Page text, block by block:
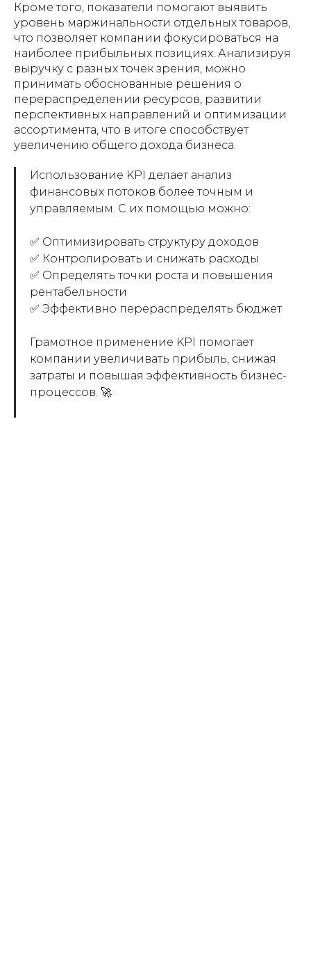
Кроме того, показатели помогают выявить
уровень маржинальности отдельных товаров,
что позволяет компании фокусироваться на
наиболее прибыльных позициях. Анализируя
выручку с разных точек зрения, можно
принимать обоснованные решения о
перераспределении ресурсов, развитии
перспективных направлений и оптимизации
ассортимента, что в итоге способствует
увеличению общего дохода бизнеса.
Использование KPI делает анализ
финансовых потоков более точным и
управляемым. С их помощью можно:
✅ Оптимизировать структуру доходов
✅ Контролировать и снижать расходы
✅ Определять точки роста и повышения
рентабельности
✅ Эффективно перераспределять бюджет
Грамотное применение KPI помогает
компании увеличивать прибыль, снижая
затраты и повышая эффективность бизнес-
процессов. 🚀